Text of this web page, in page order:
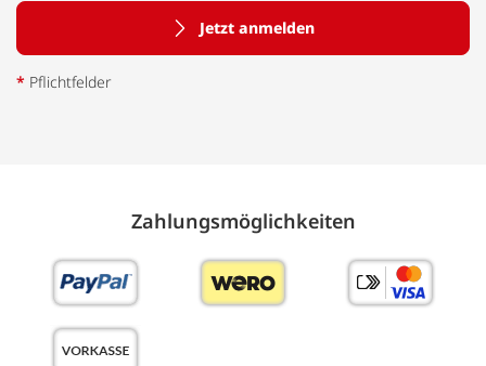
Jetzt anmelden
* Pflichtfelder
Zahlungs­möglich­keiten